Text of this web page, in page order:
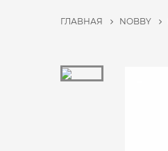
ГЛАВНАЯ NOBBY